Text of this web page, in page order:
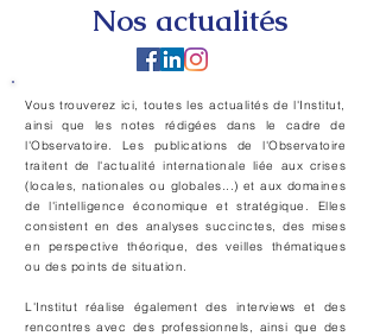
Nos actualités
Vous trouverez ici, toutes les actualités de l'Institut,
ainsi que les notes rédigées dans le cadre de
l'Observatoire. Les publications de l'Observatoire
traitent de l'actualité internationale liée aux crises
(locales, nationales ou globales...) et aux domaines
de l'intelligence économique et stratégique. Elles
consistent en des analysessuccinctes, des mises
en perspective théorique, des veilles thématiques
ou des points de situation.
L'Institut réalise également des interviews et des
rencontres avec des professionnels, ainsi que des